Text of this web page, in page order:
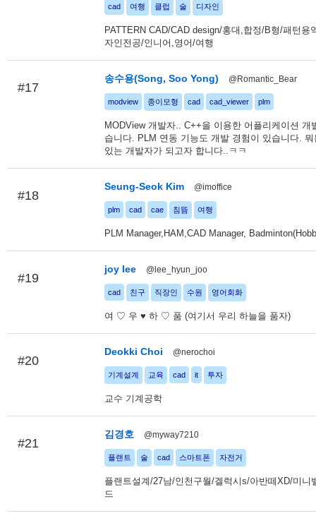
cad 여행 클럽 술 디자인
PATTERN CAD/CAD design/홍대,합정/B형/패턴용
자인전공/인니어,영어/여행
#17
송수용(Song, Soo Yong) @Romantic_Bear
modview 종이모형 cad cad_viewer plm
MODView 개발자.. C++을 이용한 어플리케이션 개
습니다. PLM 연동 기능도 개발 경험이 있습니다.
있는 개발자가 되고자 합니다..ㅋㅋ
#18
Seung-Seok Kim @imoffice
plm cad cae 침뜸 여행
PLM Manager,HAM,CAD Manager,
#19
joy lee @lee_hyun_joo
cad 친구 직장인 수원 영어회화
여 ♡ 우 ♥ 하 ♡ 품 (여기서 우리 하늘을 품자)
#20
Deokki Choi @nerochoi
기계설계 교육 cad it 투자
교수 기계공학
#21
김경호 @myway7210
플랜트 술 cad 스마트폰 자전거
플랜트설계/27남/인천구월/겔럭시s/아반떼XD/미니
드